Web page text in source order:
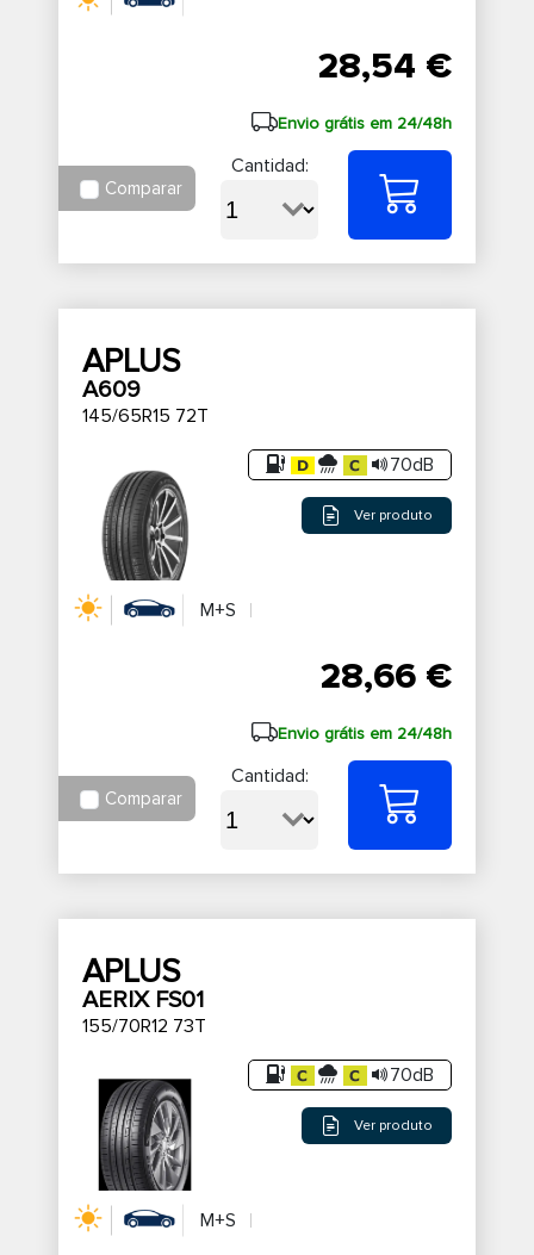
28,54 €
Envio grátis em 24/48h
Comparar
Cantidad:
APLUS
A609
145/65R15 72T
70dB
Ver produto
M+S
28,66 €
Envio grátis em 24/48h
Comparar
Cantidad:
APLUS
AERIX FS01
155/70R12 73T
70dB
Ver produto
M+S